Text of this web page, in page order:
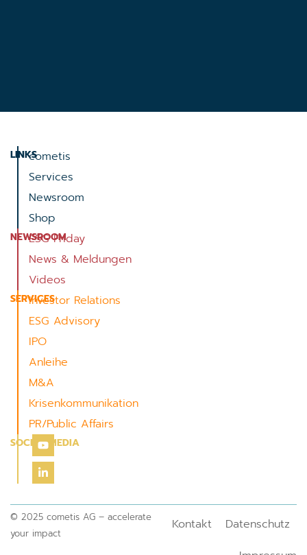
LINKScometis
Services
Newsroom
Shop
NEWSROOM
ESG Friday
News & Meldungen
Videos
SERVICES
Investor Relations
ESG Advisory
IPO
Anleihe
M&A
Krisenkommunikation
PR/Public Affairs
SOCIAL MEDIA
© 2025 cometis AG – accelerate
your impact
Kontakt
Datenschutz